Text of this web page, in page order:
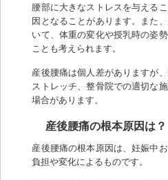
腰部に大きなストレスを与える
因となることがあります。また
いて、体重の変化や授乳時の姿
ことも考えられます。
産後腰痛は個人差がありますが
ストレッチ、整骨院での適切な
場合があります。
産後腰痛の根本原因は？
産後腰痛の根本原因は、妊娠中
負担や変化によるものです。